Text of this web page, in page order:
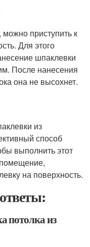
можно приступить к
Для этого
шпаклевки
После нанесения
она не высохнет.
из
способ
выполнить этот
на поверхность.
потолка из